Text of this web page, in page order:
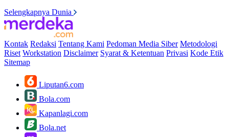
Selengkapnya Dunia
Kontak Redaksi Tentang Kami Pedoman Media Siber Metodologi
Riset Workstation Disclaimer Syarat & Ketentuan Privasi Kode Etik
Sitemap
Liputan6.com
Bola.com
Kapanlagi.com
Bola.net